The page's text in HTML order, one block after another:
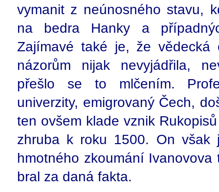
vymanit z neúnosného stavu,
na bedra Hanky a
Zajímavé také je, že
názorům nijak nevyjádřila,
přešlo se to mlčením.
univerzity, emigrovaný Čech,
ten ovšem klade vznik
zhruba k roku 1500. On však
hmotného zkoumání
bral za daná fakta.